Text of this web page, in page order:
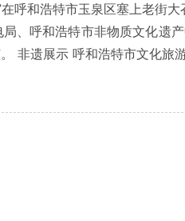
呼和浩特市玉泉区塞上老街
、呼和浩特市非物质文化遗
非遗展示 呼和浩特市文化旅